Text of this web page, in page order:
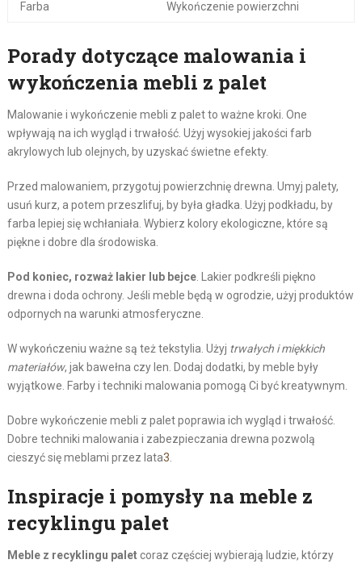
Farba Wykończenie powierzchni
Porady dotyczące malowania i
wykończenia mebli z palet
Malowanie i wykończenie mebli z palet to ważne kroki. One
wpływają na ich wygląd i trwałość. Użyj wysokiej jakości farb
akrylowych lub olejnych, by uzyskać świetne efekty.
Przed malowaniem, przygotuj powierzchnię drewna. Umyj palety,
usuń kurz, a potem przeszlifuj, by była gładka. Użyj podkładu, by
farba lepiej się wchłaniała. Wybierz kolory ekologiczne, które są
piękne i dobre dla środowiska.
Pod koniec, rozważ lakier lub bejce. Lakier podkreśli piękno
drewna i doda ochrony. Jeśli meble będą w ogrodzie, użyj produktów
odpornych na warunki atmosferyczne.
W wykończeniu ważne są też tekstylia. Użyj trwałych i miękkich
materiałów, jak bawełna czy len. Dodaj dodatki, by meble były
wyjątkowe. Farby i techniki malowania pomogą Ci być kreatywnym.
Dobre wykończenie mebli z palet poprawia ich wygląd i trwałość.
Dobre techniki malowania i zabezpieczania drewna pozwolą
cieszyć się meblami przez lata3.
Inspiracje i pomysły na meble z
recyklingu palet
Meble z recyklingu paletcoraz częściej wybierają ludzie, którzy